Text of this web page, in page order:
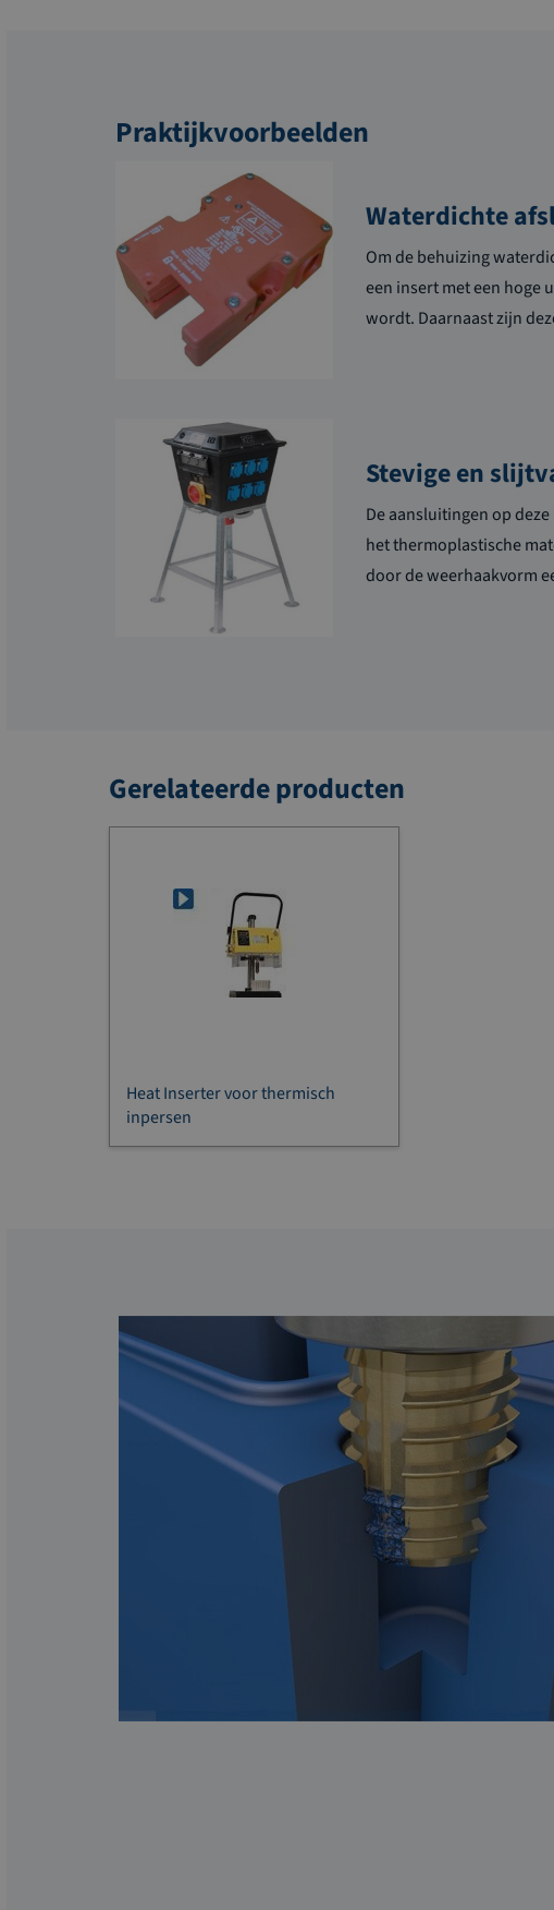
Praktijkvoorbeelden
Waterdichte
Om de behuizing
een insert met een hoge
wordt. Daarnaast zijn d
Stevige en
De aansluitingen op
het thermoplastische
door de weerhaakvorm
Gerelateerde producten
Heat Inserter voor thermisch
inpersen